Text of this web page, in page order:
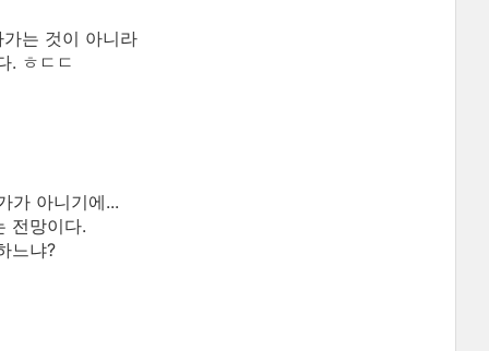
는 것이 아니라
. ㅎㄷㄷ
가 아니기에...
전망이다.
느냐?